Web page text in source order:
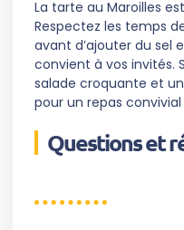
La tarte au Maroilles
Respectez les temps
avant d’ajouter du sel
convient à vos invités.
salade croquante et
pour un repas convivial
Questions et